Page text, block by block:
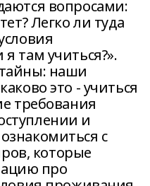
вопросами:
Легко ли туда
там учиться?».
наши
это - учиться
требования
и
с
которые
про